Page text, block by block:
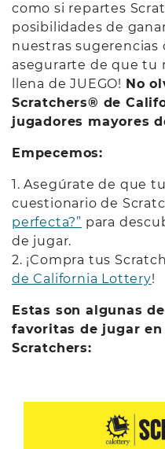
como si repartes
posibilidades de
nuestras sugerencias
asegurarte de que tu
llena de JUEGO! No
Scratchers® de
jugadores mayores
Empecemos:
1. Asegúrate de que
cuestionario de
perfecta?” para
de jugar.
2. ¡Compra tus
de California Lottery!
Estas son algunas
favoritas de jugar
Scratchers: